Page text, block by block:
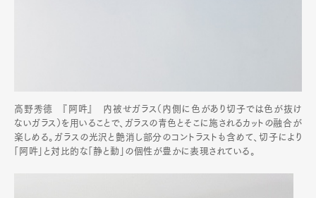
高野秀德 『阿吽』 内被せガラス（内側に色があり切子では色が抜け
ないガラス）を用いることで、ガラスの青色とそこに施されるカットの融合が
楽しめる。ガラスの光沢と艶消し部分のコントラストも含めて、切子により
「阿吽」と対比的な「静と動」の個性が豊かに表現されている。